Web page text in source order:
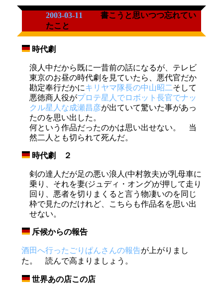
2003-03-11
書こうと思いつつ忘れてい
たこと
時代劇
浪人中だから既に一昔前の話になるが、テレビ
東京のお昼の時代劇を見ていたら、悪代官だか
勘定奉行だかにキリヤマ隊長の中山昭二そして
悪徳商人役がプロテ星人でロボット長官でナッ
クル星人な成瀬昌彦が出ていて驚いた事があっ
たのを思い出した。
何という作品だったのかは思い出せない。 当
然二人とも切られて死んだ。
時代劇 ２
剣の達人だが足の悪い浪人(中村敦夫)が乳母車に
乗り、それを妻(ジュディ・オング)が押して走り
回り、悪者を切りまくると言う物凄いのを同じ
枠で見たのだけれど、こちらも作品名を思い出
せない。
斥候からの報告
酒田へ行ったごりぱんさんの報告が上がりまし
た。 読んで高まりましょう。
世界あの店この店